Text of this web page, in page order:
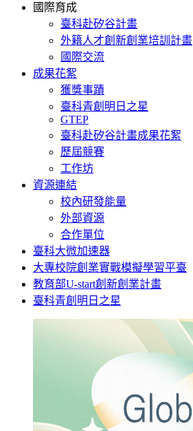
國際育成
臺科赴矽谷計畫
外籍人才創新創業培訓計畫
國際交流
成果花絮
獲獎事蹟
臺科青創明日之星
GTEP
臺科赴矽谷計畫成果花絮
歷屆競賽
工作坊
資源連結
校內研發能量
外部資源
合作單位
臺科大微加速器
大專校院創業實戰模擬學習平臺
教育部U-start創新創業計畫
臺科青創明日之星